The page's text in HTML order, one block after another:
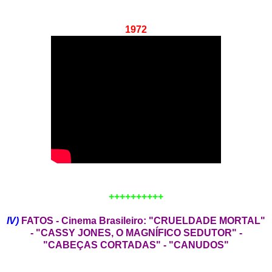
1972
++++++++++
IV) FATOS - Cinema Brasileiro: "CRUELDADE MORTAL"
- "CASSY JONES, O MAGNÍFICO SEDUTOR" -
"CABEÇAS CORTADAS" - "CANUDOS"